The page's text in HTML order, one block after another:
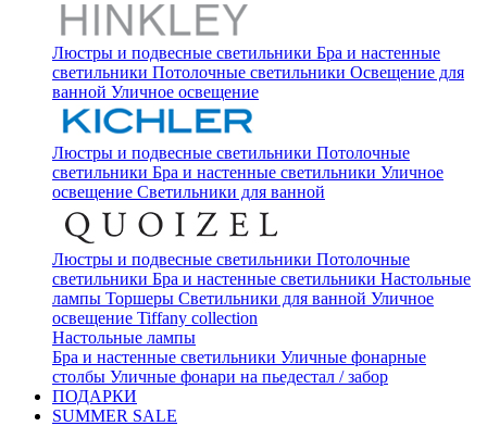
Люстры и подвесные светильники Бра и настенные
светильники Потолочные светильники Освещение для
ванной Уличное освещение
Люстры и подвесные светильники Потолочные
светильники Бра и настенные светильники Уличное
освещение Светильники для ванной
Люстры и подвесные светильники Потолочные
светильники Бра и настенные светильники Настольные
лампы Торшеры Светильники для ванной Уличное
освещение Tiffany collection
Настольные лампы
Бра и настенные светильники Уличные фонарные
столбы Уличные фонари на пьедестал / забор
ПОДАРКИ
SUMMER SALE